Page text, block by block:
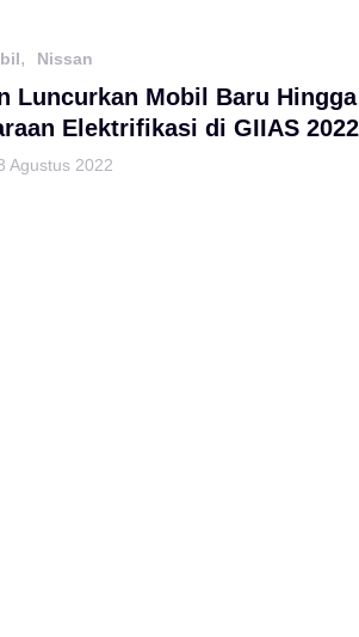
, Nissan
Luncurkan Mobil Baru Hingga
Elektrifikasi di GIIAS 2022
Agustus 2022